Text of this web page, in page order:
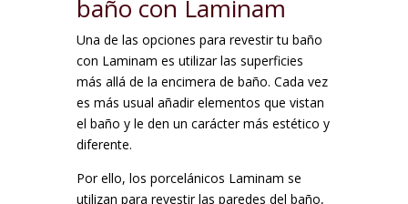
baño con Laminam
Una de las opciones para revestir tu baño
con Laminam es utilizar las superficies
más allá de la encimera de baño. Cada vez
es más usual añadir elementos que vistan
el baño y le den un carácter más estético y
diferente.
Por ello, los porcelánicos Laminam se
utilizan para revestir las paredes del baño,